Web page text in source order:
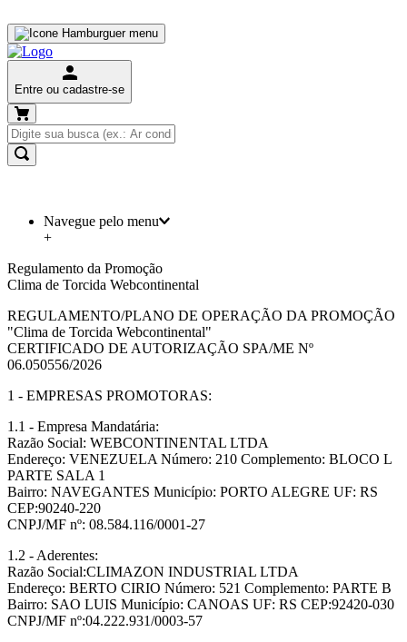
Entre ou cadastre-se
Navegue pelo menu
+
Regulamento da Promoção
Clima de Torcida Webcontinental
REGULAMENTO/PLANO DE OPERAÇÃO DA PROMOÇÃO
"Clima de Torcida Webcontinental"
CERTIFICADO DE AUTORIZAÇÃO SPA/ME Nº
06.050556/2026
1 - EMPRESAS PROMOTORAS:
1.1 - Empresa Mandatária:
Razão Social: WEBCONTINENTAL LTDA
Endereço: VENEZUELA Número: 210 Complemento: BLOCO L
PARTE SALA 1
Bairro: NAVEGANTES Município: PORTO ALEGRE UF: RS
CEP:90240-220
CNPJ/MF nº: 08.584.116/0001-27
1.2 - Aderentes:
Razão Social:CLIMAZON INDUSTRIAL LTDA
Endereço: BERTO CIRIO Número: 521 Complemento: PARTE B
Bairro: SAO LUIS Município: CANOAS UF: RS CEP:92420-030
CNPJ/MF nº:04.222.931/0003-57